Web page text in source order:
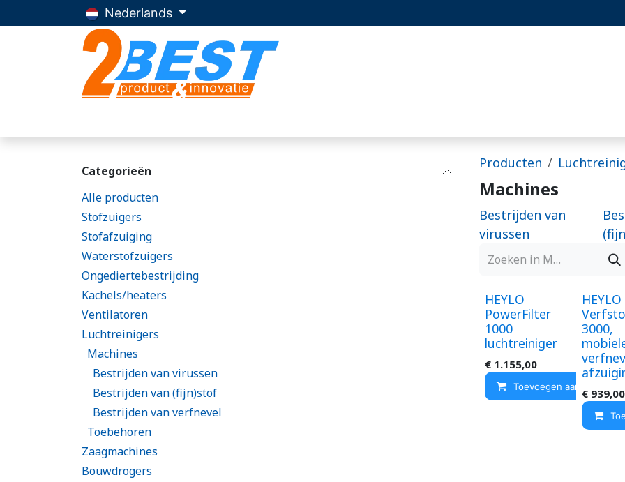
Overslaan naar inhoudNederlands
Categorieën
Alle producten
Stofzuigers
Stofafzuiging
Waterstofzuigers
Ongediertebestrijding
Kachels/heaters
Ventilatoren
Luchtreinigers
Machines
Bestrijden van virussen
Bestrijden van (fijn)stof
Bestrijden van verfnevel
Toebehoren
Zaagmachines
Bouwdrogers
Producten
Machines
Bestrijden van
virussen
HEYLO
PowerFilter
1000
luchtreiniger
€ 1.155,00
Toevoegen aan
HEYLO
3000,
€ 939,00